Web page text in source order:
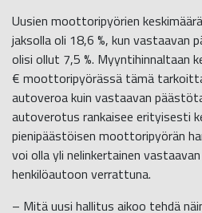
Uusien moottoripyörien
jaksolla oli 18,6 %, kun vastaavan
olisi ollut 7,5 %. Myyntihinnaltaan
€ moottoripyörässä tämä
autoveroa kuin vastaavan
autoverotus rankaisee erityisesti
pienipäästöisen moottoripyörän
voi olla yli nelinkertainen
henkilöautoon verrattuna.
– Mitä uusi hallitus aikoo tehdä